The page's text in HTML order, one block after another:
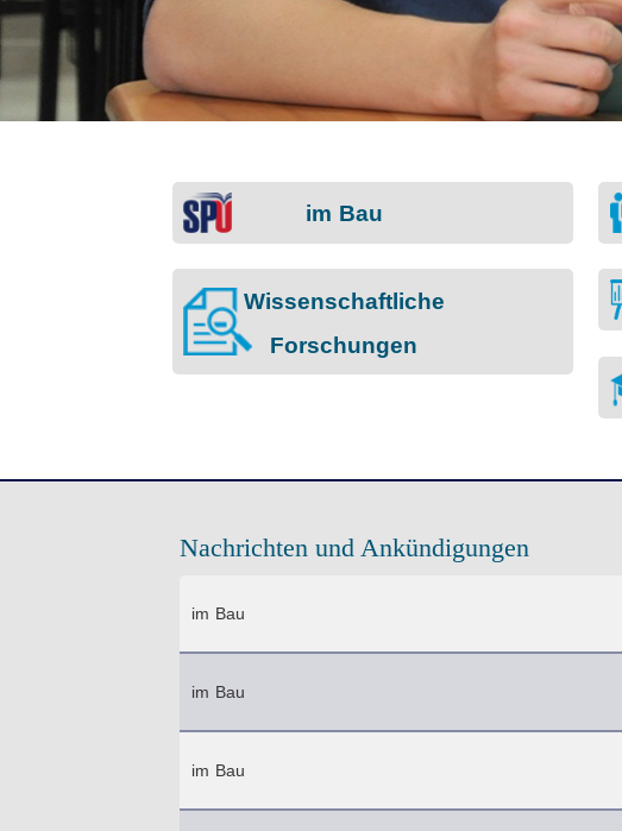
im Bau
Wissenschaftliche
Forschungen
Nachrichten und Ankündigungen
im Bau
im Bau
im Bau